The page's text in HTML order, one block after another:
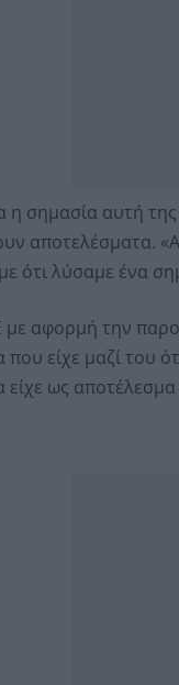
η σημασία αυτή
αποτελέσματα.
ότι λύσαμε ένα
αφορμή την
είχε μαζί του
ως